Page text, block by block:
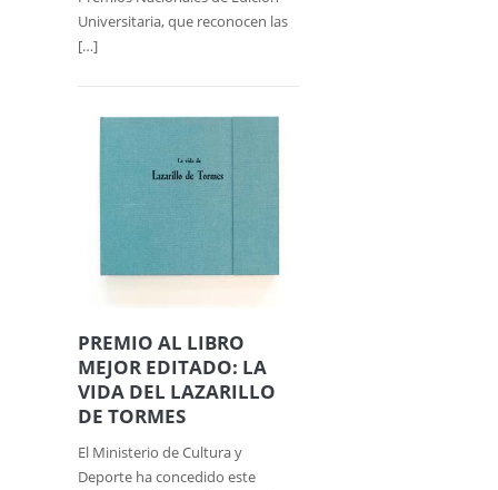
Universitaria, que reconocen las
[…]
PREMIO AL LIBRO
MEJOR EDITADO: LA
VIDA DEL LAZARILLO
DE TORMES
El Ministerio de Cultura y
Deporte ha concedido este